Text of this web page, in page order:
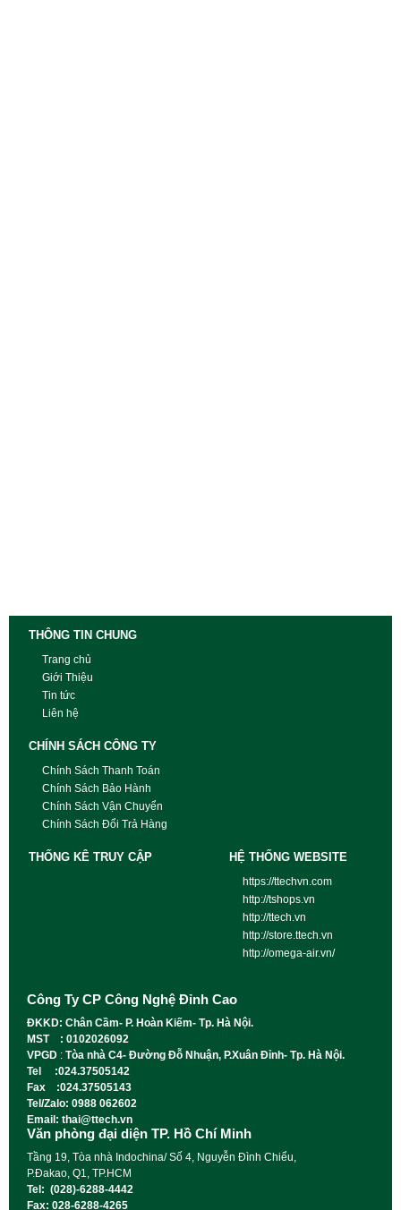
THÔNG TIN CHUNG
Trang chủ
Giới Thiệu
Tin tức
Liên hệ
CHÍNH SÁCH CÔNG TY
Chính Sách Thanh Toán
Chính Sách Bảo Hành
Chính Sách Vận Chuyển
Chính Sách Đổi Trả Hàng
THỐNG KÊ TRUY CẬP HỆ THỐNG WEBSITE
https://ttechvn.com
http://tshops.vn
http://ttech.vn
http://store.ttech.vn
http://omega-air.vn/
Công Ty CP Công Nghệ Đỉnh Cao
ĐKKD: Chân Cầm- P. Hoàn Kiếm- Tp. Hà Nội.
MST : 0102026092
VPGD : Tòa nhà C4- Đường Đỗ Nhuận, P.Xuân Đỉnh- Tp. Hà Nội.
Tel :024.37505142
Fax :024.37505143
Tel/Zalo: 0988 062602
Email: thai@ttech.vn
Văn phòng đại diện TP. Hồ Chí Minh
Tầng 19, Tòa nhà Indochina/ Số 4, Nguyễn Đình Chiểu,
P.Đakao, Q1, TP.HCM
Tel: (028)-6288-4442
Fax: 028-6288-4265